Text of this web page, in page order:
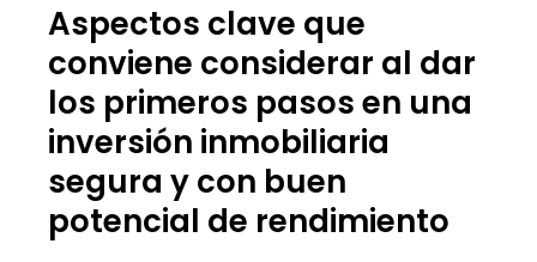
Aspectos clave que
conviene considerar al dar
los primeros pasos en una
inversión inmobiliaria
segura y con buen
potencial de rendimiento